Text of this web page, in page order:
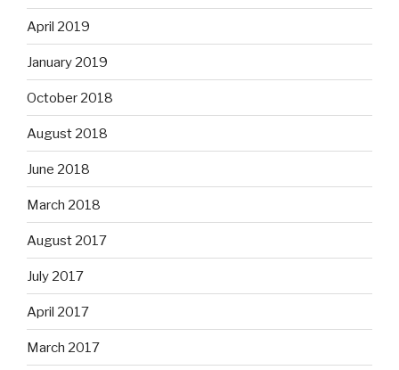
April 2019
January 2019
October 2018
August 2018
June 2018
March 2018
August 2017
July 2017
April 2017
March 2017